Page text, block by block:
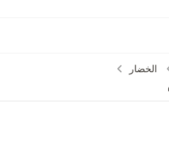
الخضار